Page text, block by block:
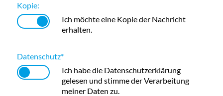
Kopie:
Ich möchte eine Kopie der Nachricht
erhalten.
Datenschutz*
Ich habe die Datenschutzerklärung
gelesen und stimme der Verarbeitung
meiner Daten zu.